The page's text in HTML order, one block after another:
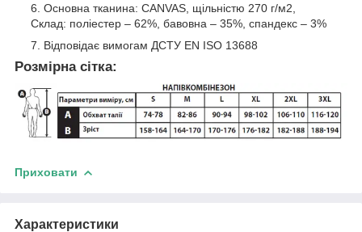
Основна тканина: CANVAS, щільністю 270 г/м2,
Склад: поліестер – 62%, бавовна – 35%, спандекс – 3%
Відповідає вимогам ДСТУ EN ISO 13688
Розмірна сітка:
Приховати
Характеристики